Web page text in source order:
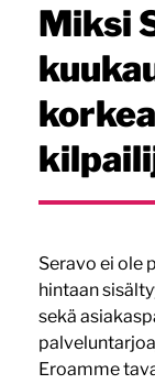
Miksi
Seravo ei ole
hintaan
sekä
Eroamme